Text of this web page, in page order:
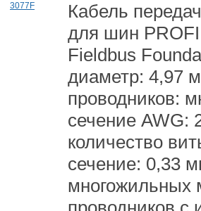
3077F
Кабель
для шин
Fieldbus
диаметр: 4,97
проводников:
сечение AWG:
количество
сечение: 0,33
многожильных